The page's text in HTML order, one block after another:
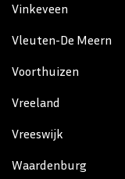
Vinkeveen
Vleuten-De Meern
Voorthuizen
Vreeland
Vreeswijk
Waardenburg